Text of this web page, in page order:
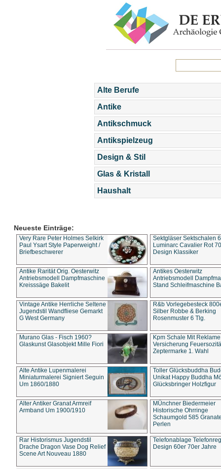
Alte Berufe
Antike
Antikschmuck
Antikspielzeug
Design & Stil
Glas & Kristall
Haushalt
Neueste Einträge:
Very Rare Peter Holmes Selkirk
Paul Ysart Style Paperweight /
Briefbeschwerer
Sektgläser Sektschalen
Luminarc Cavalier Rot
Design Klassiker
Antike Rarität Orig. Oesterwitz
Antriebsmodell Dampfmaschine
Kreisssäge Bakelit
Antikes Oesterwitz
Antriebsmodell
Stand Schleifmaschine
Vintage Antike Herrliche Seltene
Jugendstil Wandfliese Gemarkt
G West Germany
R&b Vorlegebesteck
Silber Robbe & Berking
Rosenmuster 6 Tlg.
Murano Glas - Fisch 1960?
Glaskunst Glasobjekt Mille Fiori
Kpm Schale Mit Reklame
Versicherung
Zeptermarke 1. Wahl
Alte Antike Lupenmalerei
Miniaturmalerei Signiert Seguin
Um 1860/1880
Toller Glücksbuddha
Unikat Happy Buddha
Glücksbringer Holzfigur
Alter Antiker Granat Armreif
Armband Um 1900/1910
MÜnchner Biedermeier
Historische Ohrringe
Schaumgold 585
Perlen
Rar Historismus Jugendstil
Drache Dragon Vase Dog Relief
Scene Art Nouveau 1880
Telefonablage
Design 60er 70er Jahre